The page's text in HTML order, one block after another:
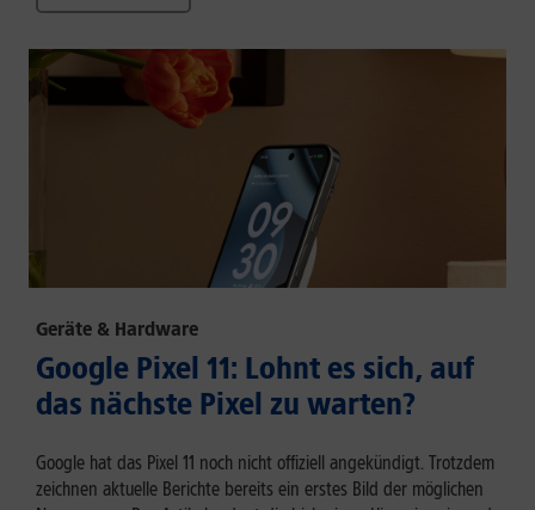
Geräte & Hardware
Google Pixel 11: Lohnt es sich, auf
das nächste Pixel zu warten?
Google hat das Pixel 11 noch nicht offiziell angekündigt. Trotzdem
zeichnen aktuelle Berichte bereits ein erstes Bild der möglichen